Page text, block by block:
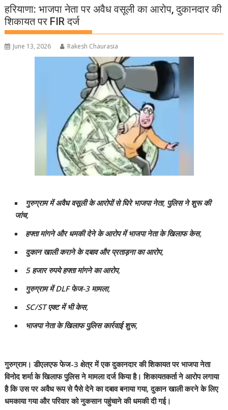
हरियाणा: भाजपा नेता पर अवैध वसूली का आरोप, दुकानदार की
शिकायत पर FIR दर्ज
June 13, 2026 Rakesh Chaurasia
गुरुग्राम में अवैध वसूली के आरोपों से घिरे भाजपा नेता, पुलिस ने शुरू की
जांच,
हफ्ता मांगने और धमकी देने के आरोप में भाजपा नेता के खिलाफ केस,
दुकान खाली कराने के दबाव और प्रताड़ना का आरोप,
5 हजार रुपये हफ्ता मांगने का आरोप,
गुरुग्राम में DLF फेज-3 मामला,
SC/ST एक्ट में भी केस,
भाजपा नेता के खिलाफ पुलिस कार्रवाई शुरू,
गुरुग्राम। डीएलएफ फेज-3 क्षेत्र में एक दुकानदार की शिकायत पर भाजपा नेता
विनोद शर्मा के खिलाफ पुलिस ने मामला दर्ज किया है। शिकायतकर्ता ने आरोप लगाया
है कि उस पर अवैध रूप से पैसे देने का दबाव बनाया गया, दुकान खाली करने के लिए
धमकाया गया और परिवार को नुकसान पहुंचाने की धमकी दी गई।